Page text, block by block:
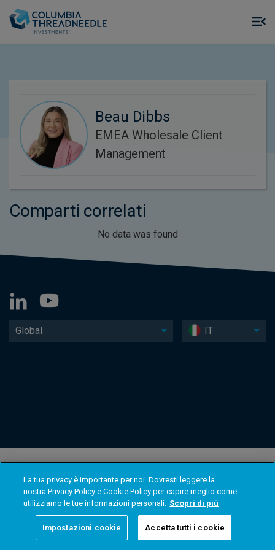
Beau Dibbs
EMEA Wholesale Client
Management
Comparti correlati
No data was found
Global IT
La tua privacy è importante per noi. Dovresti leggere la
nostra Privacy Policy e Cookie Policy per capire meglio come
utilizziamo le tue informazioni personali. Scopri di più
Impostazioni cookie Accetta tutti i cookie